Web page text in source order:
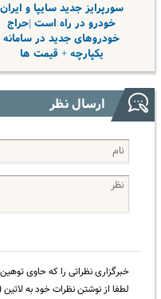
سورپرایز جدید سایپا و ایران
خودرو در راه است |حراج
خودروهای جدید در سامانه
یکپارچه + قیمت ها
ارسال نظر
خبرگزاری نظراتی را که حاوی
لطفا از نوشتن نظرات خود به